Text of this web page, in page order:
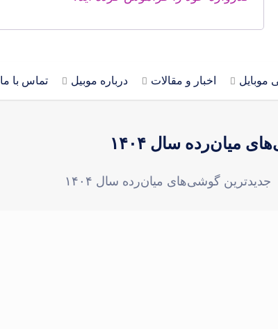
موبایل اخبار و مقالات درباره موبیل تماس با ما
میان‌رده سال ۱۴۰۴
جدیدترین گوشی‌های میان‌رده سال ۱۴۰۴